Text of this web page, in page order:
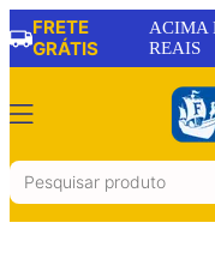
FRETE
GRÁTIS
ACIMA
REAIS